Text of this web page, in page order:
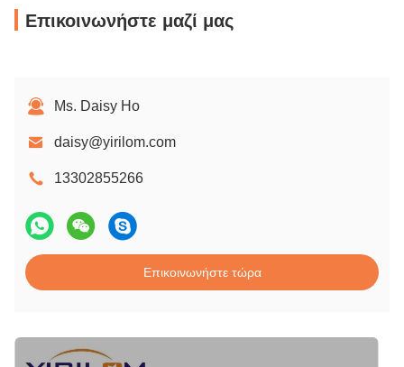
Επικοινωνήστε μαζί μας
Ms. Daisy Ho
daisy@yirilom.com
13302855266
Επικοινωνήστε τώρα